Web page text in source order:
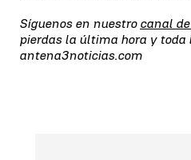
Síguenos en nuestro canal
pierdas la última hora y toda
antena3noticias.com